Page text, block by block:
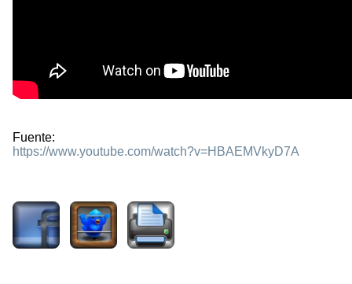
Fuente:
https://www.youtube.com/watch?v=HBAEMVkyD7A